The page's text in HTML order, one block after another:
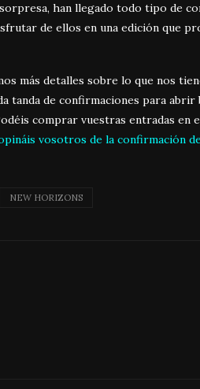
han llegado todo tipo de
de ellos en una edición que
más detalles sobre lo que nos
tanda de confirmaciones para
comprar vuestras entradas en
vosotros de la confirmación
NEW HORIZONS